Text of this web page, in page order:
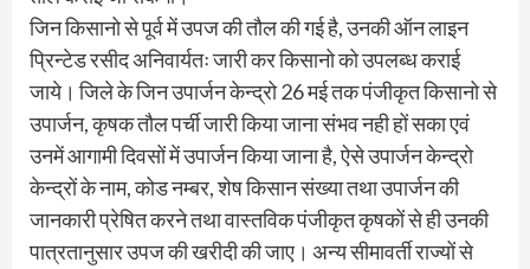
जिन किसानो से पूर्व में उपज की तौल की गई है, उनकी ऑन लाइन
प्रिन्टेड रसीद अनिवार्यतः जारी कर किसानो को उपलब्ध कराई
जाये। जिले के जिन उपार्जन केन्द्रो 26 मई तक पंजीकृत किसानो से
उपार्जन, कृषक तौल पर्ची जारी किया जाना संभव नही हों सका एवं
उनमें आगामी दिवसों में उपार्जन किया जाना है, ऐसे उपार्जन केन्द्रो
केन्द्रों के नाम, कोड नम्बर, शेष किसान संख्या तथा उपार्जन की
जानकारी प्रेषित करने तथा वास्तविक पंजीकृत कृषकों से ही उनकी
पात्रतानुसार उपज की खरीदी की जाए। अन्य सीमावर्ती राज्यों से